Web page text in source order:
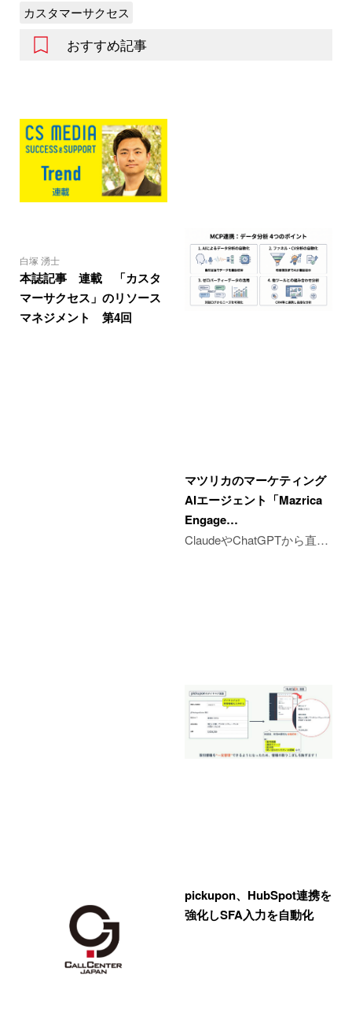
カスタマーサクセス
おすすめ記事
白塚 湧士
本誌記事 連載 「カスタ
マーサクセス」のリソース
マネジメント 第4回
マツリカのマーケティング
AIエージェント「Mazrica
Engage…
ClaudeやChatGPTから直…
pickupon、HubSpot連携を
強化しSFA入力を自動化